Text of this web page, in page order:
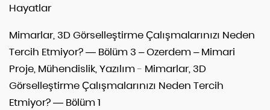
Hayatlar
Mimarlar, 3D Görselleştirme Çalışmalarınızı Neden
Tercih Etmiyor? — Bölüm 3 – Ozerdem – Mimari
Proje, Mühendislik, Yazılım- Mimarlar, 3D
Görselleştirme Çalışmalarınızı Neden Tercih
Etmiyor? — Bölüm 1